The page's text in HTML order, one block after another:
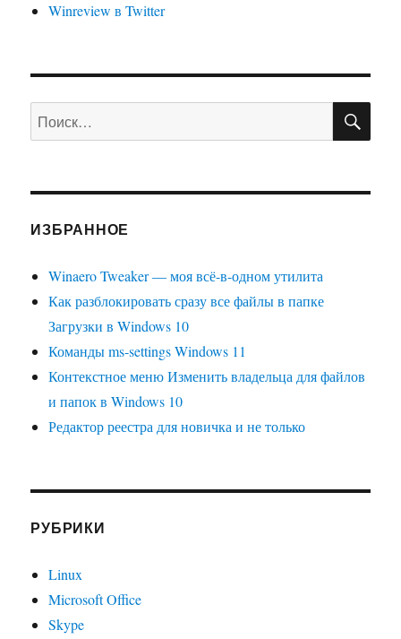
Winreview в Twitter
Искать:
ИЗБРАННОЕ
Winaero Tweaker — моя всё-в-одном утилита
Как разблокировать сразу все файлы в папке
Загрузки в Windows 10
Команды ms-settings Windows 11
Контекстное меню Изменить владельца для файлов
и папок в Windows 10
Редактор реестра для новичка и не только
РУБРИКИ
Linux
Microsoft Office
Skype